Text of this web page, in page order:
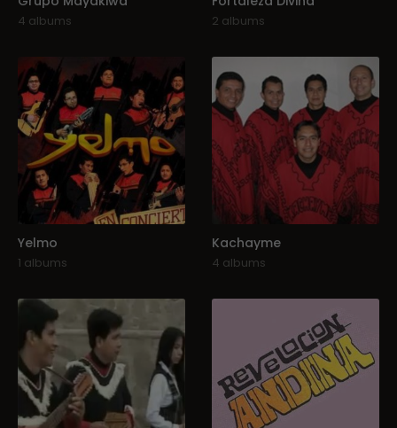
4 albums 2 albums
Yelmo
1 albums
Kachayme
4 albums